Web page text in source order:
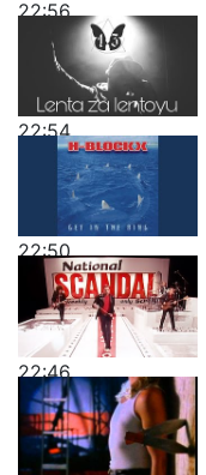
22:56
22:54
22:50
22:46